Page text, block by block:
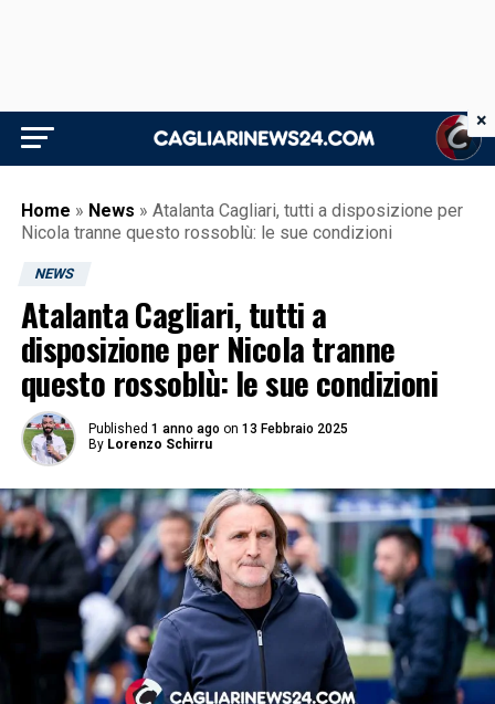
Home » News » Atalanta Cagliari, tutti a disposizione per
Nicola tranne questo rossoblù: le sue condizioni
NEWS
Atalanta Cagliari, tutti a
disposizione per Nicola tranne
questo rossoblù: le sue condizioni
Published 1 anno ago on 13 Febbraio 2025
By Lorenzo Schirru
×